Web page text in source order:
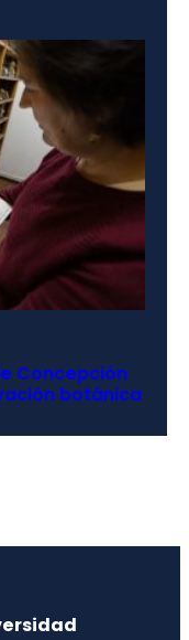
Concepción
botánica